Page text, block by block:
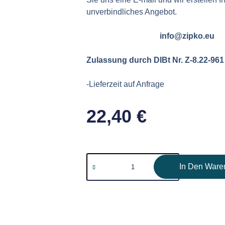
unverbindliches Angebot.
info@zipko.eu
Zulassung durch DIBt Nr. Z-8.22-961
-Lieferzeit auf Anfrage
22,40 €
In Den